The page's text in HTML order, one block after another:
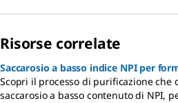
Risorse correlate
Saccarosio a basso indice NPI per
Scopri il processo di purificazione che
saccarosio a basso contenuto di NPI,